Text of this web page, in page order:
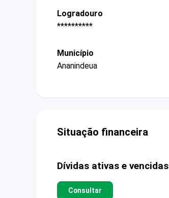
Logradouro
**********
Município
Ananindeua
Situação financeira
Dívidas ativas e vencidas
Consultar